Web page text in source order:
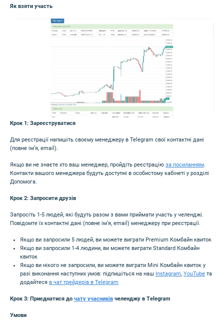
Як взяти участь
Крок 1: Зареєструватися
Для реєстрації напишіть своєму менеджеру в Telegram свої контактні дані
(повне ім’я, email).
Якщо ви не знаєте хто ваш менеджер, пройдіть реєстрацію за посиланням.
Контакти вашого менеджера будуть доступні в особистому кабінеті у розділі
Допомога.
Крок 2: Запросити друзів
Запросіть 1-5 людей, які будуть разом з вами приймати участь у челенджі.
Повідомте їх контактні дані (повне ім’я, email) менеджеру при реєстрації.
Якщо ви запросили 5 людей, ви можете виграти Premium Комбайн квиток
Якщо ви запросили 1-4 людини, ви можете виграти Standard Комбайн
квиток
Якщо ви нікого не запросили, ви можете виграти Mini Комбайн квиток у
разі виконання наступних умов: підпишіться на наш Instagram, YouTube та
додайтеcя в чат трейдерів в Telegram
Крок 3: Приєднатися до чату учасників челенджу в Telegram
Умови